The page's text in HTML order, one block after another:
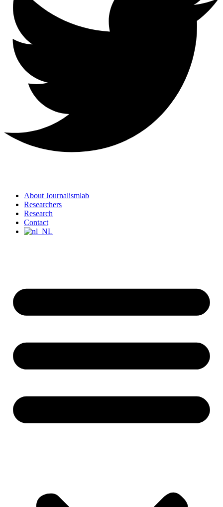
About Journalismlab
Researchers
Research
Contact